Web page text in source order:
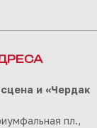
и «Чердак
пл.,